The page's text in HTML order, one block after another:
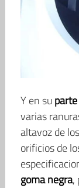
Y en su
varias
altavoz de
orificios de
goma negra,